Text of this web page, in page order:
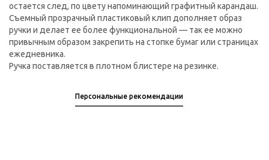
остается след, по цвету напоминающий графитный карандаш.
Съемный прозрачный пластиковый клип дополняет образ
ручки и делает ее более функциональной — так ее можно
привычным образом закрепить на стопке бумаг или страницах
ежедневника.
Ручка поставляется в плотном блистере на резинке.
Персональные рекомендации